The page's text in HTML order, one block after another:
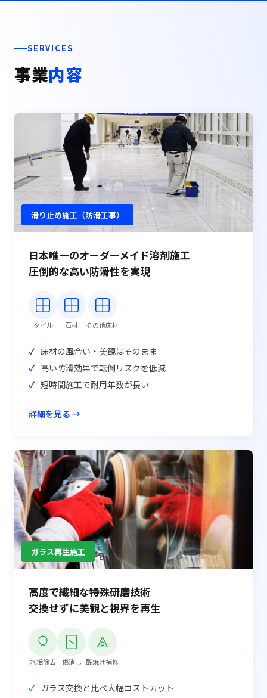
SERVICES
事業内容
滑り止め施工（防滑工事）
日本唯一のオーダーメイド溶剤施工
圧倒的な高い防滑性を実現
タイル 石材 その他床材
床材の風合い・美観はそのまま
高い防滑効果で転倒リスクを低減
短時間施工で耐用年数が長い
詳細を見る →
ガラス再生施工
高度で繊細な特殊研磨技術
交換せずに美観と視界を再生
水垢除去 傷消し 酸焼け補修
ガラス交換と比べ大幅コストカット